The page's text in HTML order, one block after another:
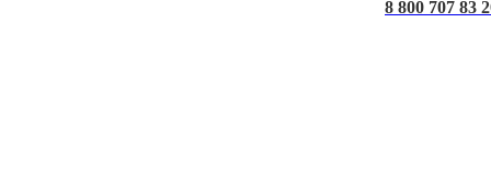
8 800 707 83